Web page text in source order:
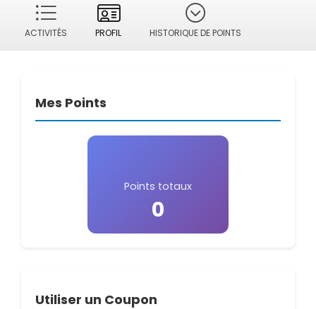
ACTIVITÉS PROFIL HISTORIQUE DE POINTS
Mes Points
Points totaux
0
Utiliser un Coupon